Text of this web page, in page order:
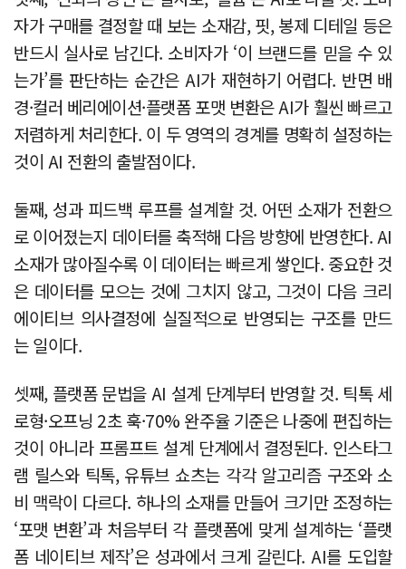
자가 구매를 결정할 때 보는 소재감, 핏, 봉제 디테일 등은
반드시 실사로 남긴다. 소비자가 ‘이 브랜드를 믿을 수 있
는가’를 판단하는 순간은 AI가 재현하기 어렵다. 반면 배
경·컬러 베리에이션·플랫폼 포맷 변환은 AI가 훨씬 빠르고
저렴하게 처리한다. 이 두 영역의 경계를 명확히 설정하는
것이 AI 전환의 출발점이다.
둘째, 성과 피드백 루프를 설계할 것. 어떤 소재가 전환으
로 이어졌는지 데이터를 축적해 다음 방향에 반영한다. AI
소재가 많아질수록 이 데이터는 빠르게 쌓인다. 중요한 것
은 데이터를 모으는 것에 그치지 않고, 그것이 다음 크리
에이티브 의사결정에 실질적으로 반영되는 구조를 만드
는 일이다.
셋째, 플랫폼 문법을 AI 설계 단계부터 반영할 것. 틱톡 세
로형·오프닝 2초 훅·70% 완주율 기준은 나중에 편집하는
것이 아니라 프롬프트 설계 단계에서 결정된다. 인스타그
램 릴스와 틱톡, 유튜브 쇼츠는 각각 알고리즘 구조와 소
비 맥락이 다르다. 하나의 소재를 만들어 크기만 조정하는
‘포맷 변환’과 처음부터 각 플랫폼에 맞게 설계하는 ‘플랫
폼 네이티브 제작’은 성과에서 크게 갈린다. AI를 도입할